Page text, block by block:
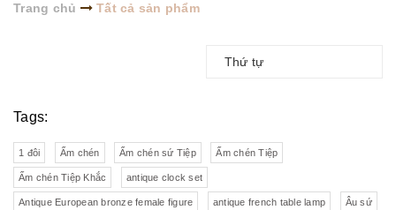
Trang chủ Tất cả sản phẩm
Thứ tự
Tags:
1 đôi Ấm chén Ấm chén sứ Tiệp Ấm chén Tiệp
Ấm chén Tiệp Khắc antique clock set
Antique European bronze female figure antique french table lamp Âu sứ